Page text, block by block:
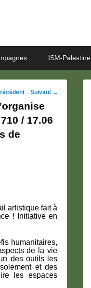
ISM-Palestine
Suivant →
/ 17.06
de
artistique fait à
! Initiative en
humanitaires,
de la vie
des outils les
et des
les espaces